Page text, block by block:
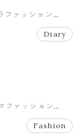
ファッション
Diary
ファッション
Fashion